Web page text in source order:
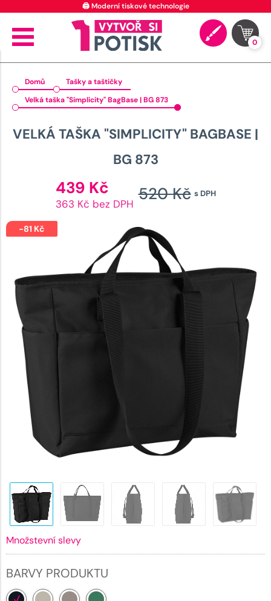
🖨️ Moderní tiskové technologie
0
Domů
Tašky a taštičky
Velká taška "Simplicity" BagBase | BG 873
VELKÁ TAŠKA "SIMPLICITY" BAGBASE |
BG 873
s DPH
520Kč
520
439 Kč cena
439 Kč.
363 Kč bez DPH
-81 Kč
Množstevní slevy
BARVY PRODUKTU